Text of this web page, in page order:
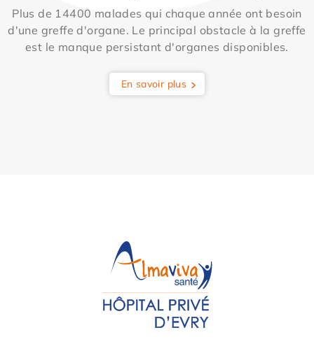
Plus de 14400 malades qui chaque année ont besoin
d'une greffe d'organe. Le principal obstacle à la greffe
est le manque persistant d'organes disponibles.
En savoir plus